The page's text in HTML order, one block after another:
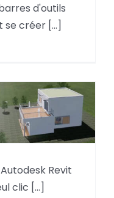
les barres
d'outils
créer [...]
Revit
clic [...]